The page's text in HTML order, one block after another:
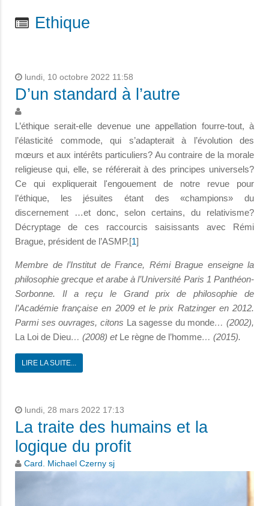
Ethique
lundi, 10 octobre 2022 11:58
D’un standard à l’autre
L’éthique serait-elle devenue une appellation fourre-tout, à
l’élasticité commode, qui s’adapterait à l’évolution des
mœurs et aux intérêts particuliers? Au contraire de la morale
religieuse qui, elle, se référerait à des principes universels?
Ce qui expliquerait l'engouement de notre revue pour
l’éthique, les jésuites étant des «champions» du
discernement …et donc, selon certains, du relativisme?
Décryptage de ces raccourcis saisissants avec Rémi
Brague, président de l’ASMP.[1]
Membre de l’Institut de France, Rémi Brague enseigne la
philosophie grecque et arabe à l’Université Paris 1 Panthéon-
Sorbonne. Il a reçu le Grand prix de philosophie de
l’Académie française en 2009 et le prix Ratzinger en 2012.
Parmi ses ouvrages, citons La sagesse du monde… (2002),
La Loi de Dieu… (2008) et Le règne de l’homme… (2015).
LIRE LA SUITE...
lundi, 28 mars 2022 17:13
La traite des humains et la
logique du profit
Card. Michael Czerny sj